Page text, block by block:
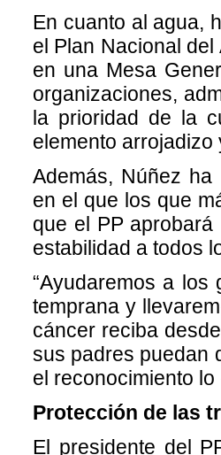
En cuanto al agua,
el Plan Nacional
en una Mesa
organizaciones,
la prioridad de la
elemento arrojadizo
Además, Núñez ha
en el que los que
que el PP
estabilidad a todos
“Ayudaremos a los
temprana y
cáncer reciba
sus padres puedan
el reconocimiento
Protección de las
El presidente del